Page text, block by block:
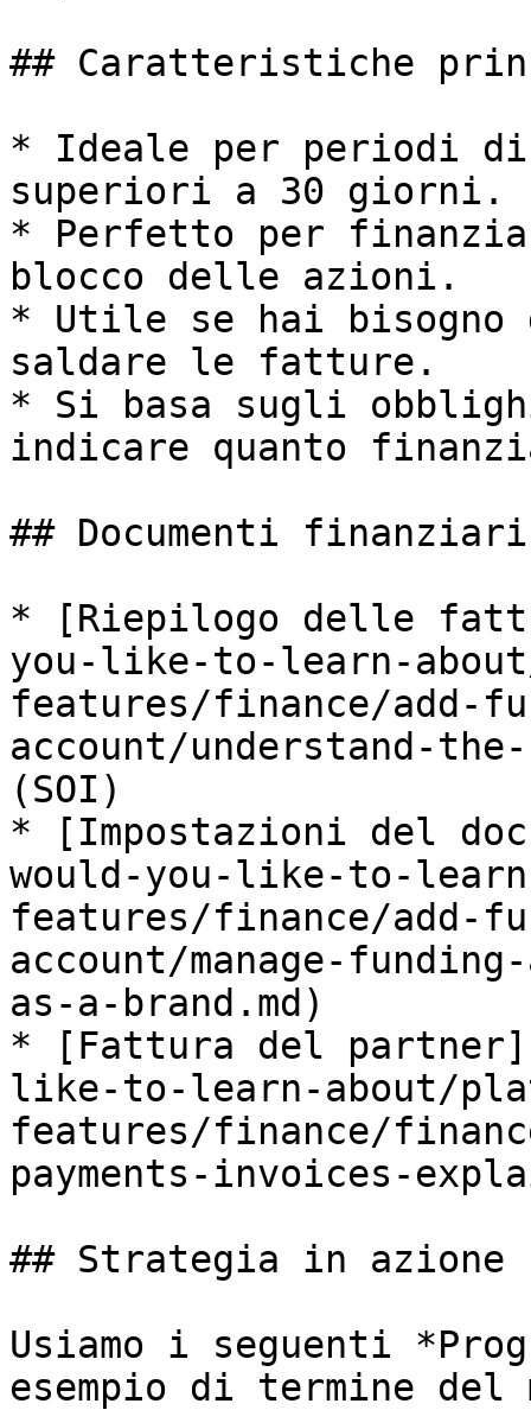
## Caratteristiche
* Ideale per periodi
superiori a 30 giorni.
* Perfetto per
blocco delle azioni.
* Utile se hai bisogno
saldare le fatture.
* Si basa sugli
indicare quanto
## Documenti
* [Riepilogo delle
you-like-to-learn-
features/finance/add-
account/understand-
(SOI)
* [Impostazioni del
would-you-like-to-
features/finance/add-
account/manage-
as-a-brand.md)
* [Fattura del
like-to-learn-about/
features/finance/
payments-invoices-
## Strategia in azione
Usiamo i seguenti
esempio di termine del